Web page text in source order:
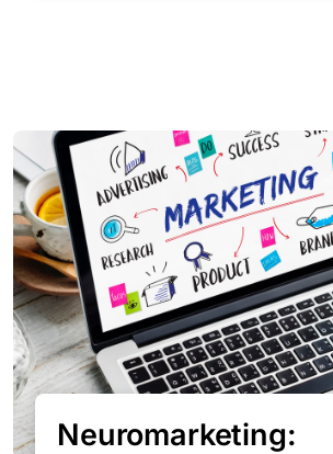
Neuromarketing: